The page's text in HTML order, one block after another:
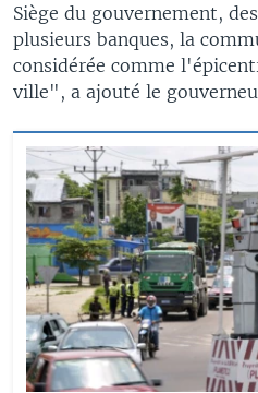
Siège du gouvernement,
plusieurs banques, la
considérée comme
ville", a ajouté le